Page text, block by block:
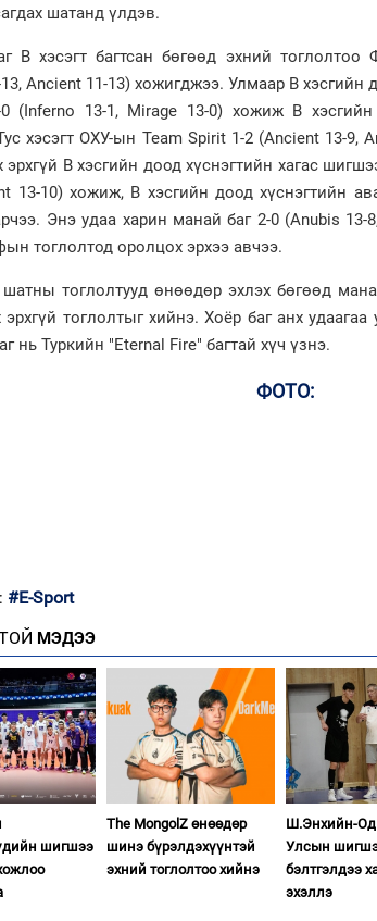
шатанд үлдэв.
В хэсэгт багтсан бөгөөд эхний
Ancient 11-13) хожигджээ. Улмаар B хэсгийн
0 (Inferno 13-1, Mirage 13-0) хожиж B
хэсэгт ОХУ-ын Team Spirit 1-2 (Ancient 13-9,
B хэсгийн доод хүснэгтийн хагас
13-10) хожиж, B хэсгийн доод хүснэгтийн
Энэ удаа харин манай баг 2-0 (Anubis
тоглолтод оролцох эрхээ авчээ.
шатны тоглолтууд өнөөдөр эхлэх бөгөөд
тоглолтыг хийнэ. Хоёр баг анх
нь Туркийн "Eternal Fire" багтай хүч үзнэ.
ФОТО:
#E-Sport
МЭДЭЭ
шигшээ
The MongolZ өнөөдөр
шинэ бүрэлдэхүүнтэй
эхний тоглолтоо хийнэ
Ш.Энхийн-Од
Улсын
бэлтгэлдээ
эхэллэ